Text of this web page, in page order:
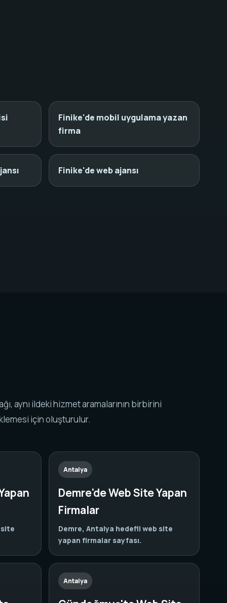
Finike'de mobil uygulama yazan
firma
Finike'de web ajansı
aynı ildeki hizmet aramalarının birbirini
için oluşturulur.
Antalya
Demre'de Web Site Yapan
Firmalar
Demre, Antalya hedefli web site
yapan firmalar sayfası.
Antalya